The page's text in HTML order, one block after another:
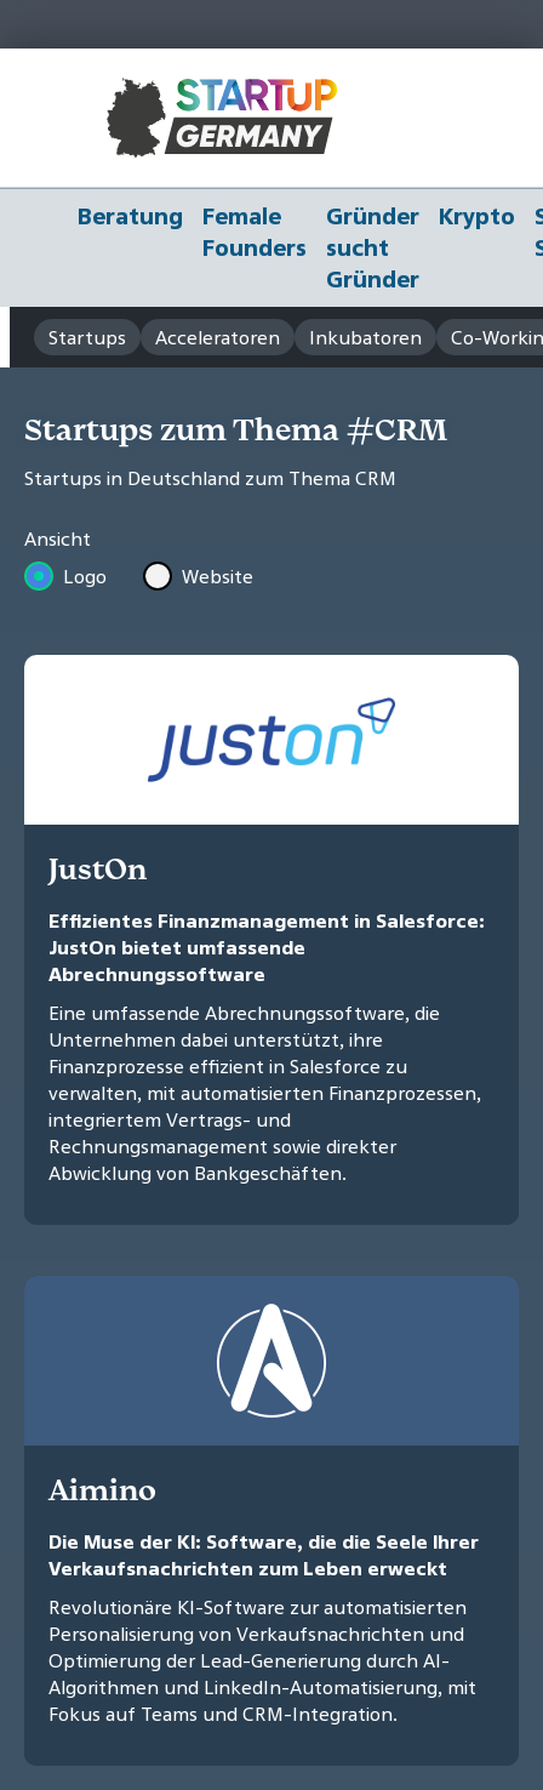
Beratung
Female
Founders
Gründer
sucht
Gründer
Krypto
Startups Acceleratoren Inkubatoren Co-
Startups zum Thema #CRM
Startups in Deutschland zum Thema CRM
Ansicht
Logo
Website
JustOn
Effizientes Finanzmanagement in Salesforce:
JustOn bietet umfassende
Abrechnungssoftware
Eine umfassende Abrechnungssoftware, die
Unternehmen dabei unterstützt, ihre
Finanzprozesse effizient in Salesforce zu
verwalten, mit automatisierten Finanzprozessen,
integriertem Vertrags- und
Rechnungsmanagement sowie direkter
Abwicklung von Bankgeschäften.
Aimino
Die Muse der KI: Software, die die Seele Ihrer
Verkaufsnachrichten zum Leben erweckt
Revolutionäre KI-Software zur automatisierten
Personalisierung von Verkaufsnachrichten und
Optimierung der Lead-Generierung durch AI-
Algorithmen und LinkedIn-Automatisierung, mit
Fokus auf Teams und CRM-Integration.